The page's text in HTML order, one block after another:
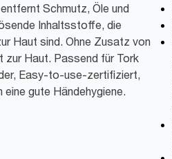
Schmutz, Öle und
Inhaltsstoffe, die
Haut sind. Ohne Zusatz von
Haut. Passend für Tork
Easy-to-use-zertifiziert,
eine gute Händehygiene.